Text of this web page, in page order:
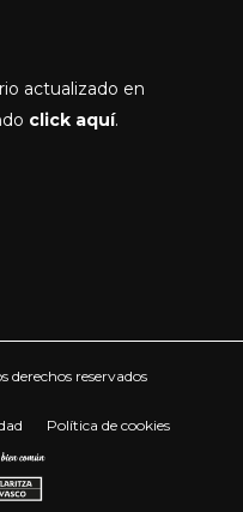
actualizado en
click aquí.
derechos reservados
Política de cookies